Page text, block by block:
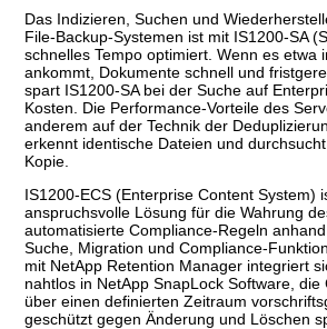
Das Indizieren, Suchen und
File-Backup-Systemen ist mit IS1200-SA
schnelles Tempo optimiert. Wenn es etwa
ankommt, Dokumente schnell und
spart IS1200-SA bei der Suche auf
Kosten. Die Performance-Vorteile des
anderem auf der Technik der
erkennt identische Dateien und
Kopie.
IS1200-ECS (Enterprise Content System)
anspruchsvolle Lösung für die Wahrung
automatisierte Compliance-Regeln
Suche, Migration und Compliance-
mit NetApp Retention Manager integriert
nahtlos in NetApp SnapLock Software, die
über einen definierten Zeitraum
geschützt gegen Änderung und Löschen